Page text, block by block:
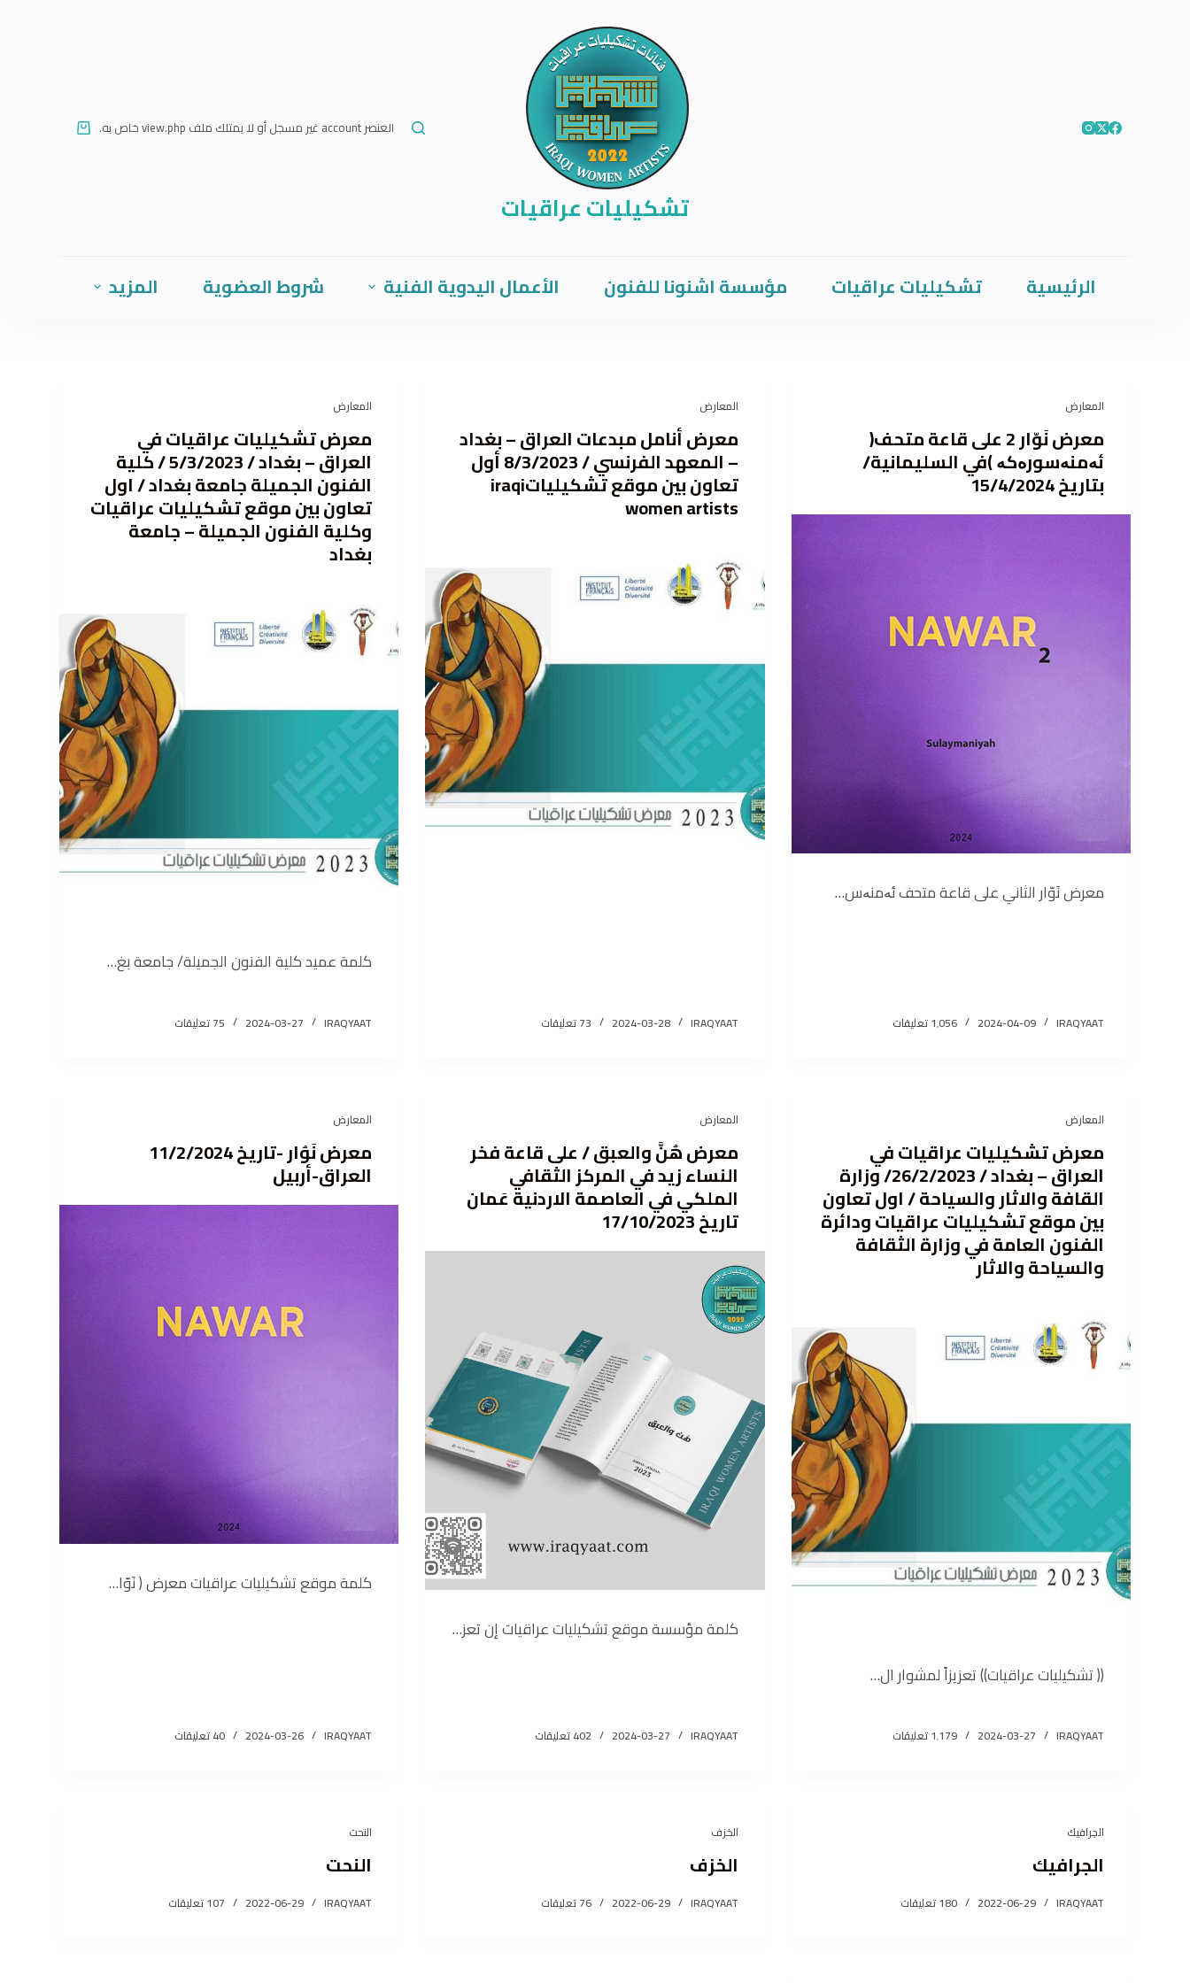
تشكيليات عراقيات
العنصر account غير مسجل أو لا يمتلك ملف view.php خاص به.
الرئيسية تشكيليات عراقيات مؤسسة اشنونا للفنون الأعمال اليدوية الفنية شروط العضوية المزيد
المعارض
معرض نَوّار 2 على قاعة متحف(
ئەمنەسورەكە )في السليمانية/
بتاريخ 15/4/2024
معرض نَوّار الثاني على قاعة متحف ئەمنەس…
IRAQYAAT
2024-04-09 1٬056 تعليقات
المعارض
معرض أنامل مبدعات العراق – بغداد
– المعهد الفرنسي / 8/3/2023 أول
تعاون بين موقع تشكيلياتiraqi
women artists
IRAQYAAT
2024-03-28 73 تعليقات
المعارض
معرض تشكيليات عراقيات في
العراق – بغداد / 5/3/2023 / كلية
الفنون الجميلة جامعة بغداد / اول
تعاون بين موقع تشكيليات عراقيات
وكلية الفنون الجميلة – جامعة
بغداد
كلمة عميد كلية الفنون الجميلة/ جامعة بغ…
IRAQYAAT
2024-03-27 75 تعليقات
المعارض
معرض تشكيليات عراقيات في
العراق – بغداد / 26/2/2023/ وزارة
القافة والاثار والسياحة / اول تعاون
بين موقع تشكيليات عراقيات ودائرة
الفنون العامة في وزارة الثقافة
والسياحة والاثار
(( تشكيليات عراقيات)) تعزيزاً لمشوار ال…
IRAQYAAT
2024-03-27 1٬179 تعليقات
المعارض
معرض هُنَّ والعبق / على قاعة فخر
النساء زيد في المركز الثقافي
الملكي في العاصمة الاردنية عَمان
تاريخ 17/10/2023
كلمة مؤسسة موقع تشكيليات عراقيات إن تعز…
IRAQYAAT
2024-03-27 402 تعليقات
المعارض
معرض نَوٌار -تاريخ 11/2/2024
العراق-أربيل
كلمة موقع تشكيليات عراقيات معرض ( نَوّا…
IRAQYAAT
2024-03-26 40 تعليقات
الجرافيك
الجرافيك
IRAQYAAT
2022-06-29 180 تعليقات
الخزف
الخزف
IRAQYAAT
2022-06-29 76 تعليقات
النحت
النحت
IRAQYAAT
2022-06-29 107 تعليقات